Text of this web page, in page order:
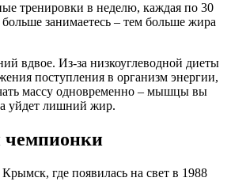
тренировки в неделю, каждая по 30
занимаетесь – тем больше жира
вдвое. Из-за низкоуглеводной диеты
поступления в организм энергии,
массу одновременно – мышцы вы
уйдет лишний жир.
где появилась на свет в 1988